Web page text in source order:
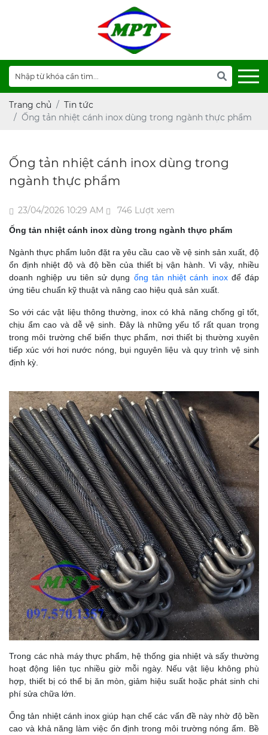
Trang chủ
Tin tức
Ống tản nhiệt cánh inox dùng trong ngành thực phẩm
Ống tản nhiệt cánh inox dùng trong
ngành thực phẩm
23/04/2026 10:29 AM 746 Lượt xem
Ống tản nhiệt cánh inox dùng trong ngành thực phẩm
Ngành thực phẩm luôn đặt ra yêu cầu cao về vệ sinh sản xuất, độ
ổn định nhiệt độ và độ bền của thiết bị vận hành. Vì vậy, nhiều
doanh nghiệp ưu tiên sử dụng ống tản nhiệt cánh inoxđể đáp
ứng tiêu chuẩn kỹ thuật và nâng cao hiệu quả sản xuất.
So với các vật liệu thông thường, inox có khả năng chống gỉ tốt,
chịu ẩm cao và dễ vệ sinh. Đây là những yếu tố rất quan trọng
trong môi trường chế biến thực phẩm, nơi thiết bị thường xuyên
tiếp xúc với hơi nước nóng, bụi nguyên liệu và quy trình vệ sinh
định kỳ.
Trong các nhà máy thực phẩm, hệ thống gia nhiệt và sấy thường
hoạt động liên tục nhiều giờ mỗi ngày. Nếu vật liệu không phù
hợp, thiết bị có thể bị ăn mòn, giảm hiệu suất hoặc phát sinh chi
phí sửa chữa lớn.
Ống tản nhiệt cánh inox giúp hạn chế các vấn đề này nhờ độ bền
cao và khả năng làm việc ổn định trong môi trường nóng ẩm. Bề